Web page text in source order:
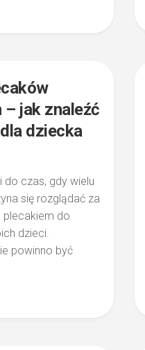
– jak znaleźć
dziecka
do czas, gdy wielu
się rozglądać za
plecakiem do
dzieci.
powinno być